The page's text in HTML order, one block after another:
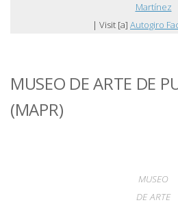
Martínez
| Visit [a] Autogiro
MUSEO DE ARTE DE
(MAPR)
MUSEO
DE ARTE